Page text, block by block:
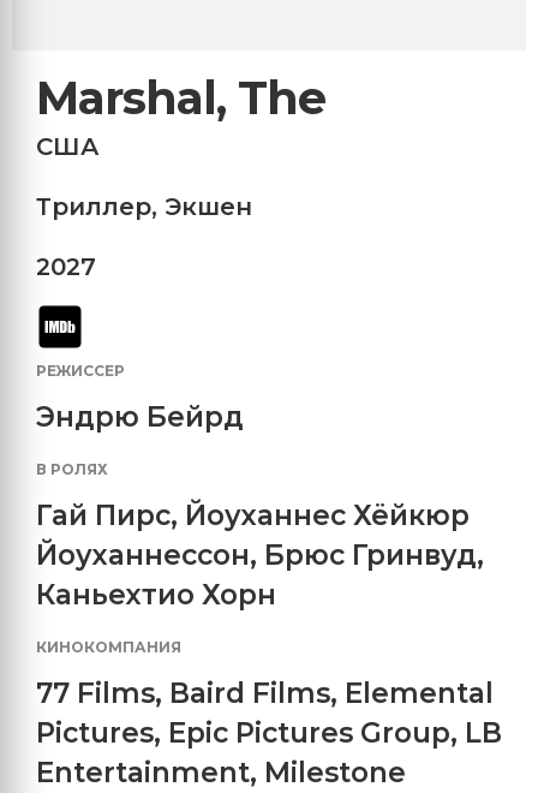
Marshal, The
США
Триллер, Экшен
2027
РЕЖИССЕР
Эндрю Бейрд
В РОЛЯХ
Гай Пирс, Йоуханнес Хёйкюр
Йоуханнессон, Брюс Гринвуд,
Каньехтио Хорн
КИНОКОМПАНИЯ
77 Films, Baird Films, Elemental
Pictures, Epic Pictures Group, LB
Entertainment, Milestone